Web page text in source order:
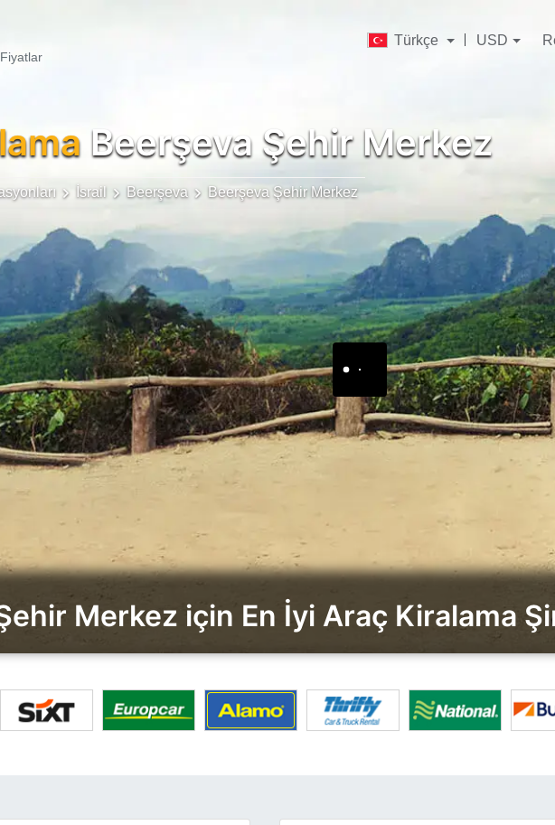
Türkçe USD
Beerşeva Şehir Merkez
İsrail Beerşeva Beerşeva Şehir Merkez
Merkez için En İyi Araç Kiralama